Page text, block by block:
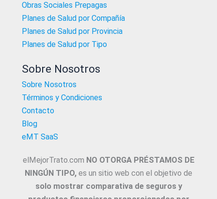
Obras Sociales Prepagas
Planes de Salud por Compañía
Planes de Salud por Provincia
Planes de Salud por Tipo
Sobre Nosotros
Sobre Nosotros
Términos y Condiciones
Contacto
Blog
eMT SaaS
elMejorTrato.com NO OTORGA PRÉSTAMOS DE
NINGÚN TIPO, es un sitio web con el objetivo de
solo mostrar comparativa de seguros y